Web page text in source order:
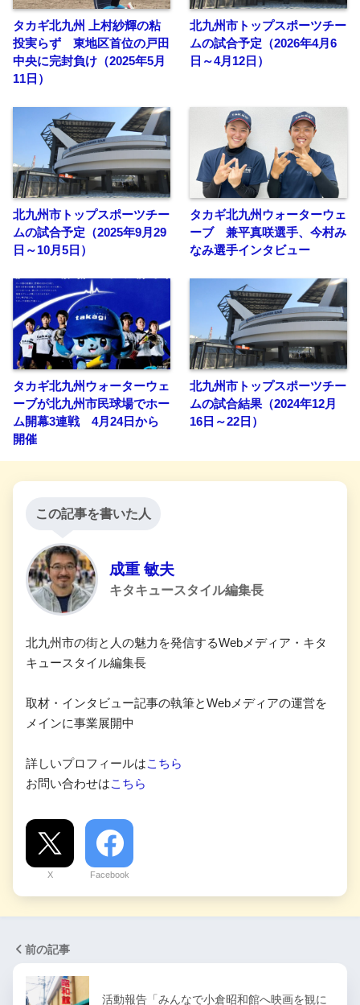
タカギ北九州 上村紗輝の粘
投実らず 東地区首位の戸田
中央に完封負け（2025年5月
11日）
北九州市トップスポーツチー
ムの試合予定（2026年4月6
日～4月12日）
北九州市トップスポーツチー
ムの試合予定（2025年9月29
日～10月5日）
タカギ北九州ウォーターウェ
ーブ 兼平真咲選手、今村み
なみ選手インタビュー
タカギ北九州ウォーターウェ
ーブが北九州市民球場でホー
ム開幕3連戦 4月24日から
開催
北九州市トップスポーツチー
ムの試合結果（2024年12月
16日～22日）
この記事を書いた人
成重 敏夫
キタキュースタイル編集長
北九州市の街と人の魅力を発信するWebメディア・キタ
キュースタイル編集長
取材・インタビュー記事の執筆とWebメディアの運営を
メインに事業展開中
詳しいプロフィールはこちら
お問い合わせはこちら
X Facebook
前の記事
活動報告「みんなで小倉昭和館へ映画を観に